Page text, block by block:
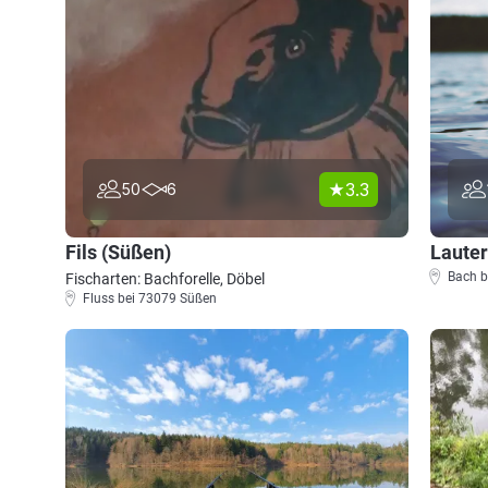
50 6 3.3
Fils (Süßen)
Fischarten: Bachforelle, Döbel
Fluss bei 73079 Süßen
Bach